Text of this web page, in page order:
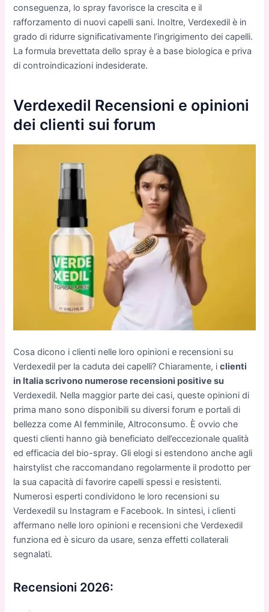
conseguenza, lo spray favorisce la crescita e il
rafforzamento di nuovi capelli sani. Inoltre, Verdexedil è in
grado di ridurre significativamente l’ingrigimento dei capelli.
La formula brevettata dello spray è a base biologica e priva
di controindicazioni indesiderate.
Verdexedil Recensioni e opinioni
dei clienti sui forum
Cosa dicono i clienti nelle loro opinioni e recensioni su
Verdexedil per la caduta dei capelli? Chiaramente, iclienti
in Italia scrivono numerose recensioni positive su
Verdexedil. Nella maggior parte dei casi, queste opinioni di
prima mano sono disponibili su diversi forum e portali di
bellezza come Al femminile, Altroconsumo. È ovvio che
questi clienti hanno già beneficiato dell’eccezionale qualità
ed efficacia del bio-spray. Gli elogi si estendono anche agli
hairstylist che raccomandano regolarmente il prodotto per
la sua capacità di favorire capelli spessi e resistenti.
Numerosi esperti condividono le loro recensioni su
Verdexedil su Instagram e Facebook. In sintesi, i clienti
affermano nelle loro opinioni e recensioni che Verdexedil
funziona ed è sicuro da usare, senza effetti collaterali
segnalati.
Recensioni 2026: